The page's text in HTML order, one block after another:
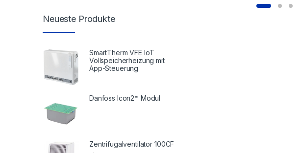
Neueste Produkte
SmartTherm VFE IoT
Vollspeicherheizung mit
App-Steuerung
Danfoss Icon2™ Modul
Zentrifugalventilator 100CF